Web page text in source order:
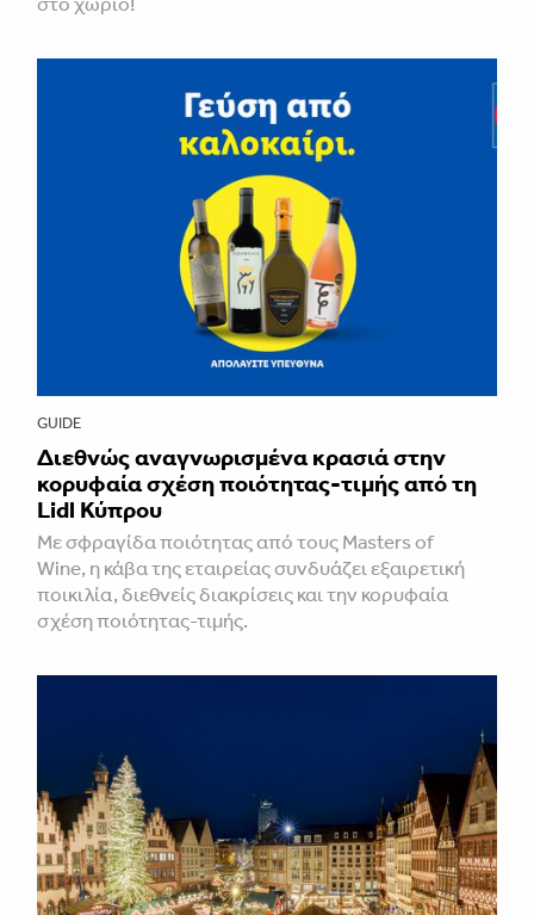
GUIDE
Διεθνώς αναγνωρισμένα κρασιά στην
κορυφαία σχέση ποιότητας-τιμής από τη
Lidl Κύπρου
Με σφραγίδα ποιότητας από τους Masters of
Wine, η κάβα της εταιρείας συνδυάζει εξαιρετική
ποικιλία, διεθνείς διακρίσεις και την κορυφαία
σχέση ποιότητας-τιμής.